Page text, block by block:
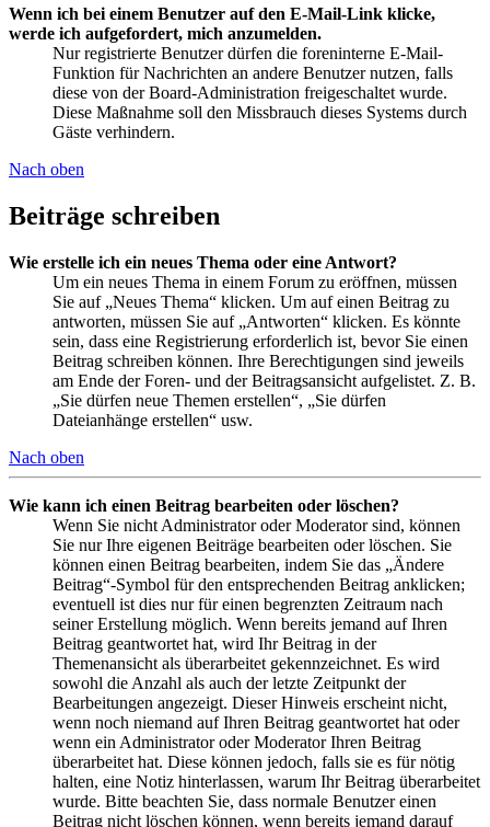
Wenn ich bei einem Benutzer auf den E-Mail-Link klicke,
werde ich aufgefordert, mich anzumelden.
Nur registrierte Benutzer dürfen die foreninterne E-Mail-
Funktion für Nachrichten an andere Benutzer nutzen, falls
diese von der Board-Administration freigeschaltet wurde.
Diese Maßnahme soll den Missbrauch dieses Systems durch
Gäste verhindern.
Nach oben
Beiträge schreiben
Wie erstelle ich ein neues Thema oder eine Antwort?
Um ein neues Thema in einem Forum zu eröffnen, müssen
Sie auf „Neues Thema“ klicken. Um auf einen Beitrag zu
antworten, müssen Sie auf „Antworten“ klicken. Es könnte
sein, dass eine Registrierung erforderlich ist, bevor Sie einen
Beitrag schreiben können. Ihre Berechtigungen sind jeweils
am Ende der Foren- und der Beitragsansicht aufgelistet. Z. B.
„Sie dürfen neue Themen erstellen“, „Sie dürfen
Dateianhänge erstellen“ usw.
Nach oben
Wie kann ich einen Beitrag bearbeiten oder löschen?
Wenn Sie nicht Administrator oder Moderator sind, können
Sie nur Ihre eigenen Beiträge bearbeiten oder löschen. Sie
können einen Beitrag bearbeiten, indem Sie das „Ändere
Beitrag“-Symbol für den entsprechenden Beitrag anklicken;
eventuell ist dies nur für einen begrenzten Zeitraum nach
seiner Erstellung möglich. Wenn bereits jemand auf Ihren
Beitrag geantwortet hat, wird Ihr Beitrag in der
Themenansicht als überarbeitet gekennzeichnet. Es wird
sowohl die Anzahl als auch der letzte Zeitpunkt der
Bearbeitungen angezeigt. Dieser Hinweis erscheint nicht,
wenn noch niemand auf Ihren Beitrag geantwortet hat oder
wenn ein Administrator oder Moderator Ihren Beitrag
überarbeitet hat. Diese können jedoch, falls sie es für nötig
halten, eine Notiz hinterlassen, warum Ihr Beitrag überarbeitet
wurde. Bitte beachten Sie, dass normale Benutzer einen
Beitrag nicht löschen können, wenn bereits jemand darauf